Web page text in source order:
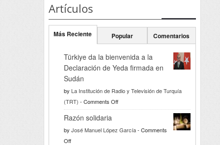
Artículos
Más Reciente Popular Comentarios
Türkiye da la bienvenida a la
Declaración de Yeda firmada en
Sudán
by La Institución de Radio y Televisión de Turquía
(TRT) - Comments Offon
Türkiye
la
Razón solidaria
by José Manuel López García- Comments
Offon